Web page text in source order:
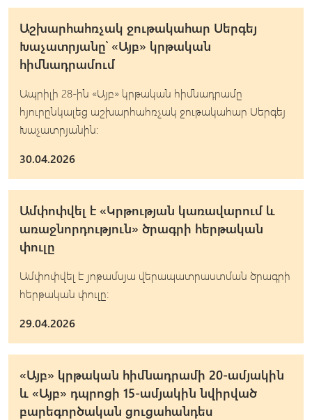
Աշխարհահռչակ ջութակահար Սերգեյ
Խաչատրյանը՝ «Այբ» կրթական
հիմնադրամում
Ապրիլի 28-ին «Այբ» կրթական հիմնադրամը
հյուրընկալեց աշխարհահռչակ ջութակահար Սերգեյ
Խաչատրյանին:
30.04.2026
Ամփոփվել է «Կրթության կառավարում և
առաջնորդություն» ծրագրի հերթական
փուլը
Ամփոփվել է յոթամսյա վերապատրաստման ծրագրի
հերթական փուլը։
29.04.2026
«Այբ» կրթական հիմնադրամի 20-ամյակին
և «Այբ» դպրոցի 15-ամյակին նվիրված
բարեգործական ցուցահանդես